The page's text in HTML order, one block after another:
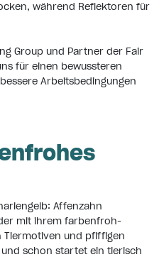
während Reflektoren für
Group und Partner der Fair
für einen bewussteren
Arbeitsbedingungen
Affenzahn
mit ihrem farbenfroh-
Tiermotiven und pfiffigen
schon startet ein tierisch